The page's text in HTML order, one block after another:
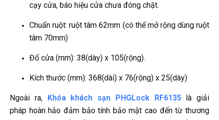
cạy cửa, báo hiệu cửa chưa đóng chặt.
Chuẩn ruột: ruột tâm 62mm (có thể mở rộng dùng ruột
tâm 70mm)
Đố cửa (mm): 38(dày) x 105(rộng).
Kích thước (mm): 368(dài) x 76(rộng) x 25(dày)
Ngoài ra, Khóa khách sạn PHGLock RF6135là giải
pháp hoàn hảo đảm bảo tính bảo mật cao đến từ thương